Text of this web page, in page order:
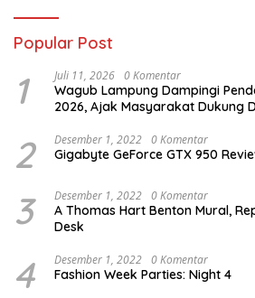
Popular Post
1 Juli 11, 2026 0 Komentar
Wagub Lampung Dampingi
2026, Ajak Masyarakat Dukung
2 Desember 1, 2022 0 Komentar
Gigabyte GeForce GTX 950
3 Desember 1, 2022 0 Komentar
A Thomas Hart Benton Mural,
Desk
4 Desember 1, 2022 0 Komentar
Fashion Week Parties: Night 4